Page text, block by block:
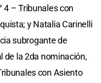
4 – Tribunales con
y Natalia Carinelli
subrogante de
de la 2da nominación,
con Asiento